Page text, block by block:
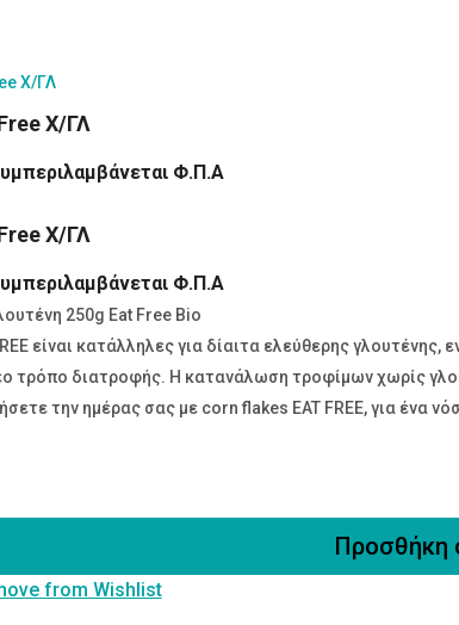
Χ/ΓΛ
Φ.Π.Α
Χ/ΓΛ
Φ.Π.Α
250g Eat Free Bio
είναι κατάλληλες για δίαιτα ελεύθερης
τρόπο διατροφής. Η κατανάλωση τροφίμων χωρίς
την ημέρας σας με corn flakes EAT FREE, για ένα
Προσθήκη
from Wishlist